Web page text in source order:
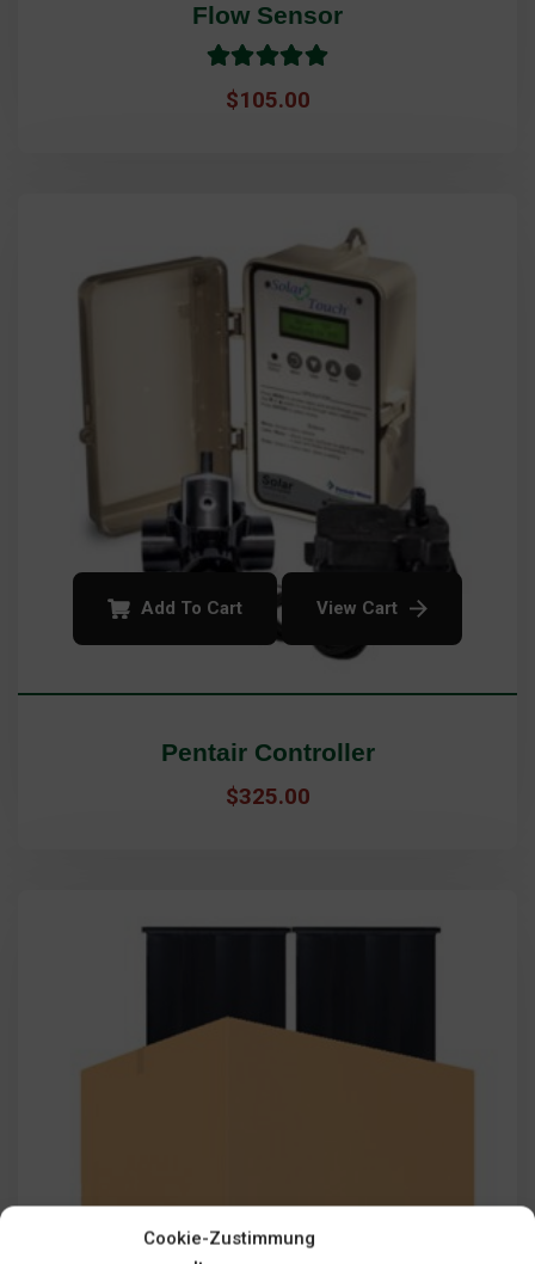
Cookie-Zustimmung
Flow Sensor
$105.00
Add To Cart View Cart
Pentair Controller
$325.00